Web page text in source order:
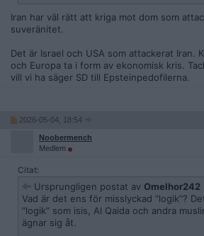
Iran har väl rätt att kriga mot dom som
suveränitet.
Det är Israel och USA som attackerat Iran.
och Europa ta i form av ekonomisk kris.
vill vi ha säger SD till Epsteinpedofilerna.
2026-05-04, 18:54
Noobermench
Medlem
Citat:
Ursprungligen postat av Omelhor242
Vad är det ens för misslyckad ”logik”?
”logik” som isis, Al Qaida och andra
ägnar sig åt.